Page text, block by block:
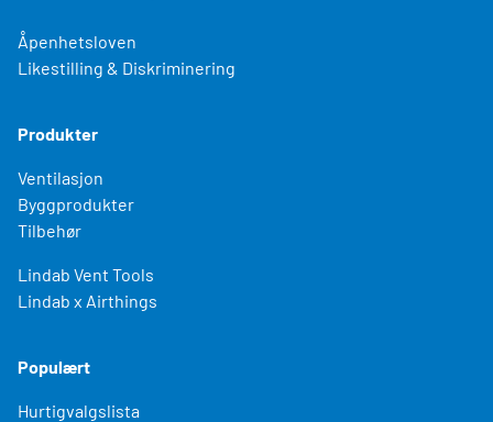
Åpenhetsloven
Likestilling & Diskriminering
Produkter
Ventilasjon
Byggprodukter
Tilbehør
Lindab Vent Tools
Lindab x Airthings
Populært
Hurtigvalgslista